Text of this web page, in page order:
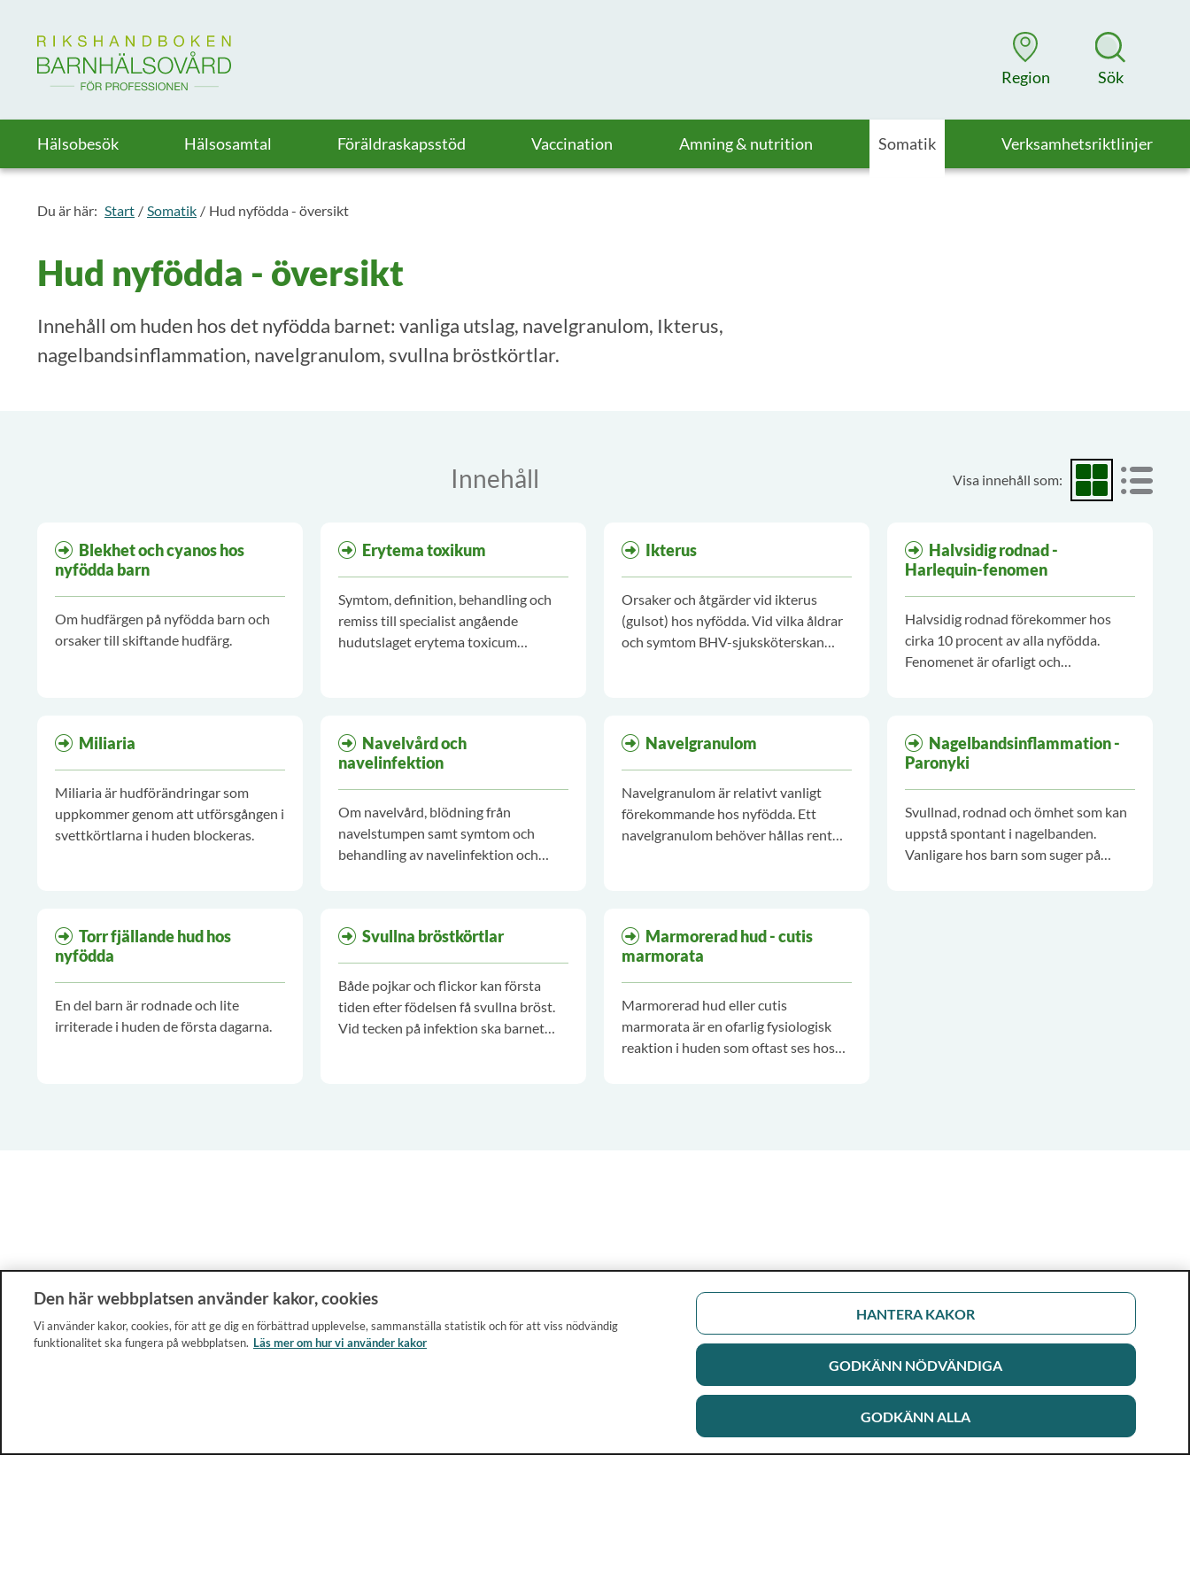
Till startsidan för Rikshandboken i barnhälsovård
Region Sök
Hälsobesök Hälsosamtal Föräldraskapsstöd Vaccination Amning & nutrition Somatik Verksamhetsriktlinjer
Du är här: Start Somatik Hud nyfödda - översikt
Hud nyfödda - översikt
Innehåll om huden hos det nyfödda barnet: vanliga utslag, navelgranulom, Ikterus,
nagelbandsinflammation, navelgranulom, svullna bröstkörtlar.
Innehåll Visa innehåll som: Visa som rutnät
Visa
Blekhet och cyanos hos
nyfödda barn
Om hudfärgen på nyfödda barn och
orsaker till skiftande hudfärg.
Erytema toxikum
Symtom, definition, behandling och
remiss till specialist angående
hudutslaget erytema toxicum
Ikterus
Orsaker och åtgärder vid ikterus
(gulsot) hos nyfödda. Vid vilka åldrar
och symtom BHV-sjuksköterskan
Halvsidig rodnad -
Harlequin-fenomen
Halvsidig rodnad förekommer hos
cirka 10 procent av alla nyfödda.
Fenomenet är ofarligt och
Miliaria
Miliaria är hudförändringar som
uppkommer genom att utförsgången i
svettkörtlarna i huden blockeras.
Navelvård och
navelinfektion
Om navelvård, blödning från
navelstumpen samt symtom och
behandling av navelinfektion och
Navelgranulom
Navelgranulom är relativt vanligt
förekommande hos nyfödda. Ett
navelgranulom behöver hållas rent
Nagelbandsinflammation -
Paronyki
Svullnad, rodnad och ömhet som kan
uppstå spontant i nagelbanden.
Vanligare hos barn som suger på
Torr fjällande hud hos
nyfödda
En del barn är rodnade och lite
irriterade i huden de första dagarna.
Svullna bröstkörtlar
Både pojkar och flickor kan första
tiden efter födelsen få svullna bröst.
Vid tecken på infektion ska barnet
Marmorerad hud - cutis
marmorata
Marmorerad hud eller cutis
marmorata är en ofarlig fysiologisk
reaktion i huden som oftast ses hos
Den här webbplatsen använder kakor, cookies
Vi använder kakor, cookies, för att ge dig en förbättrad upplevelse, sammanställa statistik och för att viss nödvändig
funktionalitet ska fungera på webbplatsen. Läs mer om hur vi använder kakor
HANTERA KAKOR
GODKÄNN NÖDVÄNDIGA
GODKÄNN ALLA